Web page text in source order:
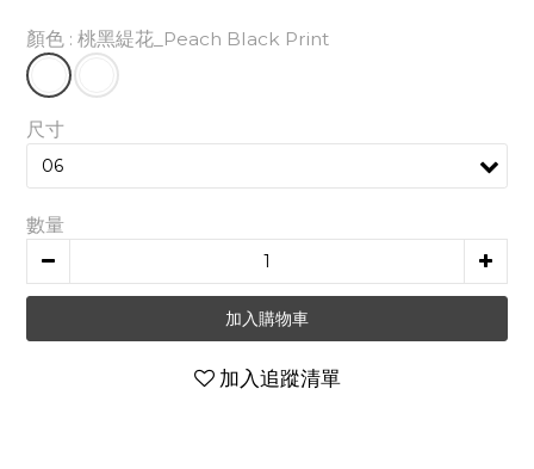
顏色 : 桃黑緹花_Peach Black Print
尺寸
數量
加入購物車
加入追蹤清單